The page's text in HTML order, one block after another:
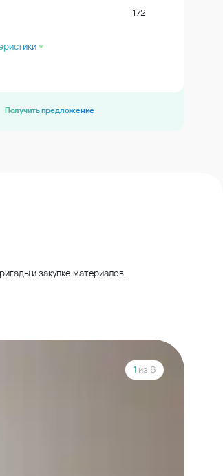
172
Получить предложение
и закупке материалов.
1 из 6